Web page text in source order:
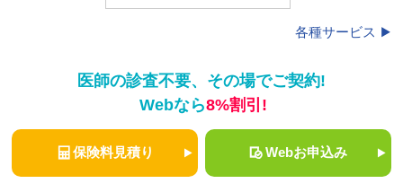
各種サービス
医師の診査不要、その場でご契約!
Webなら8%割引!
保険料見積り Webお申込み